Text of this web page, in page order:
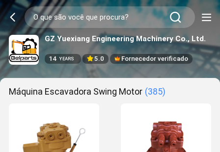
GZ Yuexiang Engineering Machinery Co., Ltd.
14 YEARS 5.0 Fornecedor verificado
Máquina Escavadora Swing Motor (385)